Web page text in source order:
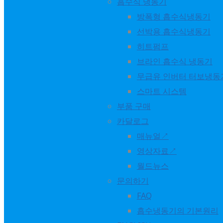
방폭형 흡수식냉동기
선박용 흡수식냉동기
히트펌프
브라인 흡수식 냉동기
무급유 인버터 터보냉동
스마트 시스템
부품 구매
카달로그
매뉴얼↗
영상자료↗
월드뉴스
문의하기
FAQ
흡수냉동기의 기본원리